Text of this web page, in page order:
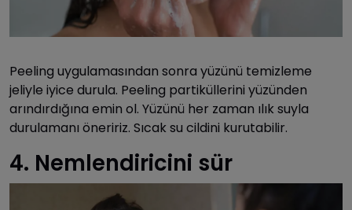
Peeling uygulamasından sonra yüzünü temizleme
jeliyle iyice durula. Peeling partiküllerini yüzünden
arındırdığına emin ol. Yüzünü her zaman ılık suyla
durulamanı öneririz. Sıcak su cildini kurutabilir.
4. Nemlendiricini sür